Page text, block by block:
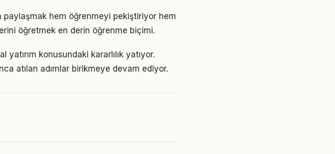
paylaşmak hem öğrenmeyi pekiştiriyor hem
öğretmek en derin öğrenme biçimi.
konusundaki kararlılık yatıyor.
atılan adımlar birikmeye devam ediyor.